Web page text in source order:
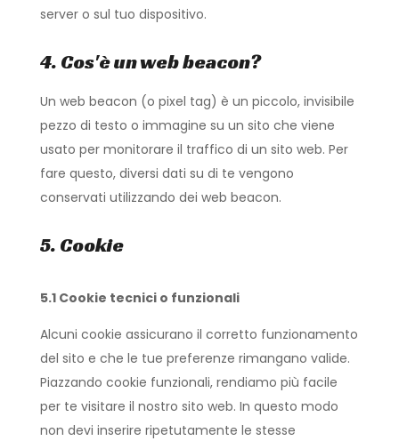
server o sul tuo dispositivo.
4. Cos'è un web beacon?
Un web beacon (o pixel tag) è un piccolo, invisibile
pezzo di testo o immagine su un sito che viene
usato per monitorare il traffico di un sito web. Per
fare questo, diversi dati su di te vengono
conservati utilizzando dei web beacon.
5. Cookie
5.1 Cookie tecnici o funzionali
Alcuni cookie assicurano il corretto funzionamento
del sito e che le tue preferenze rimangano valide.
Piazzando cookie funzionali, rendiamo più facile
per te visitare il nostro sito web. In questo modo
non devi inserire ripetutamente le stesse